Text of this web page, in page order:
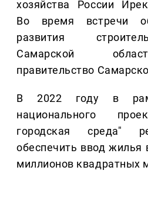
хозяйства России
Во время встречи
развития
Самарской
правительство
В 2022 году в
национального
городская среда"
обеспечить ввод жилья
миллионов квадратных